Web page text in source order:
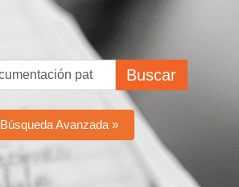
Buscar
Búsqueda Avanzada »